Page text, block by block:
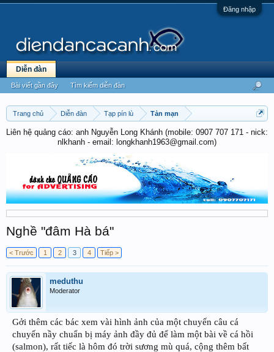
Đăng nhập
Trang chủ Diễn đàn Tạp pín lù Tản mạn
Liên hệ quảng cáo: anh Nguyễn Long Khánh (mobile: 0907 707 171 - nick:
nlkhanh - email: longkhanh1963@gmail.com)
Nghề "đâm Hà bá"
< Trước 1 2 3 4 Tiếp >
meduthu
Moderator
Gởi thêm các bác xem vài hình ảnh của một chuyến câu cá
chuyến nầy chuẩn bị máy ảnh đầy đủ để làm một bài về cá hồi
(salmon), rất tiếc là hôm đó trời sương mù quá, cộng thêm bất
Diễn đàn
Bài viết gần đây Tìm kiếm diễn đàn